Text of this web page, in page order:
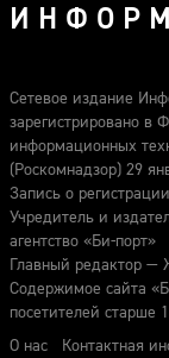
Сетевое издание
зарегистрировано в
информационных
(Роскомнадзор) 29
Запись о
Учредитель и
агентство «Би-порт»
Главный редактор —
Содержимое сайта
посетителей старше
О нас
Контактная